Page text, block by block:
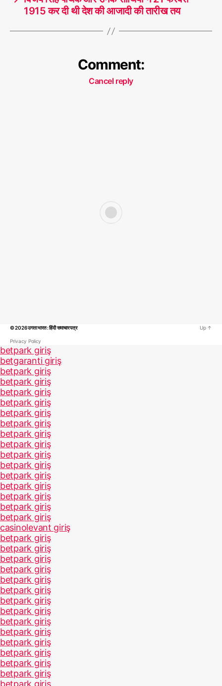
1915 कर दी थी देश की आजादी की तारीख तय
Comment:
Cancel reply
© 2026उगता भारत : हिंदी समाचार पत्र
Privacy Policy
Up ↑
betpark giriş
betgaranti giriş
betpark giriş
betpark giriş
betpark giriş
betpark giriş
betpark giriş
betpark giriş
betpark giriş
betpark giriş
betpark giriş
betpark giriş
betpark giriş
betpark giriş
betpark giriş
betpark giriş
betpark giriş
casinolevant giriş
betpark giriş
betpark giriş
betpark giriş
betpark giriş
betpark giriş
betpark giriş
betpark giriş
betpark giriş
betpark giriş
betpark giriş
betpark giriş
betpark giriş
betpark giriş
betpark giriş
betpark giriş